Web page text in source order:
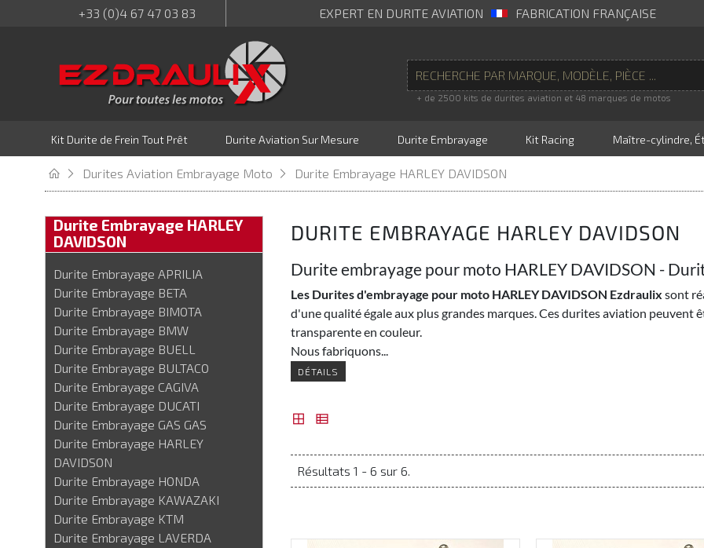
+33 (0)4 67 47 03 83 EXPERT EN DURITE AVIATION FABRICATION FRANÇAISE
+ de 2500 kits de durites aviation et 48 marques de motos
Kit Durite de Frein Tout Prêt Durite Aviation Sur Mesure Durite Embrayage Kit Racing Maître-cylindre,
Durites Aviation Embrayage Moto Durite Embrayage HARLEY DAVIDSON
Durite Embrayage HARLEY
DAVIDSON
Durite Embrayage APRILIA
Durite Embrayage BETA
Durite Embrayage BIMOTA
Durite Embrayage BMW
Durite Embrayage BUELL
Durite Embrayage BULTACO
Durite Embrayage CAGIVA
Durite Embrayage DUCATI
Durite Embrayage GAS GAS
Durite Embrayage HARLEY
DAVIDSON
Durite Embrayage HONDA
Durite Embrayage KAWAZAKI
Durite Embrayage KTM
Durite Embrayage LAVERDA
DURITE EMBRAYAGE HARLEY DAVIDSON
Durite embrayage pour moto HARLEY DAVIDSON -
Les Durites d'embrayage pour moto HARLEY DAVIDSON Ezdraulix sont
d'une qualité égale aux plus grandes marques. Ces durites aviation
transparente en couleur.
Nous fabriquons...
DÉTAILS
Résultats 1 - 6 sur 6.